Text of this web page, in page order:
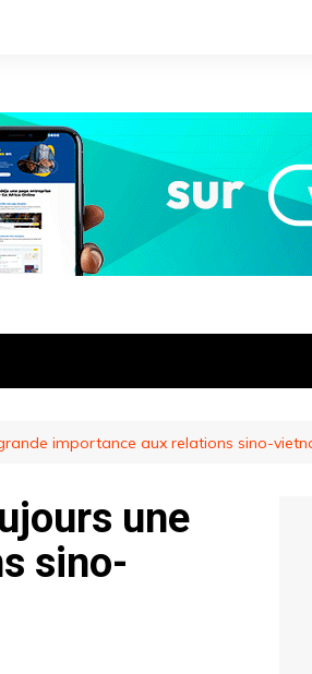
importance aux relations sino-
une
sino-